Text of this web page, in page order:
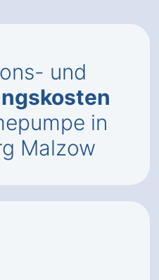
und
in
Malzow